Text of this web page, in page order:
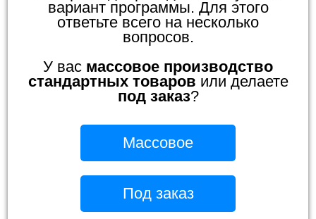
вариант программы. Для этого
ответьте всего на несколько
вопросов.
У вас массовое производство
стандартных товаров или делаете
под заказ?
Массовое
Под заказ